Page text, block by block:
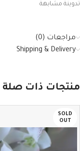
تدوينة مشابهة
مراجعات (0)
Shipping & Delivery
منتجات ذات صلة
SOLD
OUT